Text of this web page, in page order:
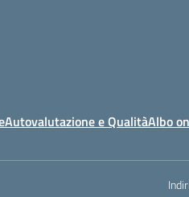
Autovalutazione e QualitàAlbo